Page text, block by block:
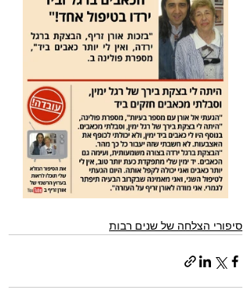
סיפורי הצלחה של שנים רבות